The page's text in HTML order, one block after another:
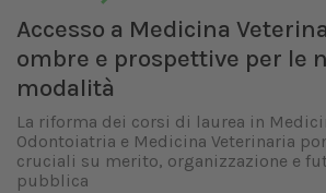
Accesso a Medicina
ombre e prospettive per le
modalità
La riforma dei corsi di laurea in
Odontoiatria e Medicina Veterinaria
cruciali su merito, organizzazione e
pubblica